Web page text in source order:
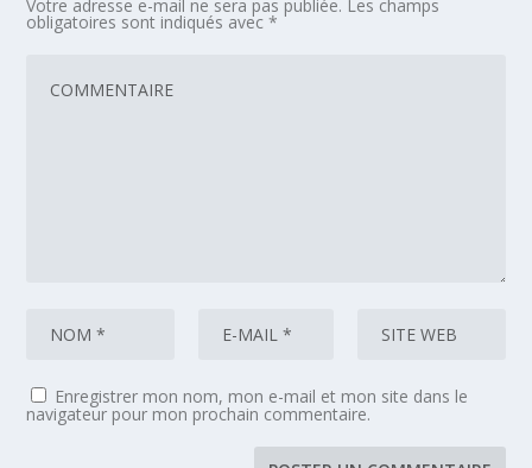
Votre adresse e-mail ne sera pas publiée. Les champs
obligatoires sont indiqués avec*
Enregistrer mon nom, mon e-mail et mon site dans le
navigateur pour mon prochain commentaire.